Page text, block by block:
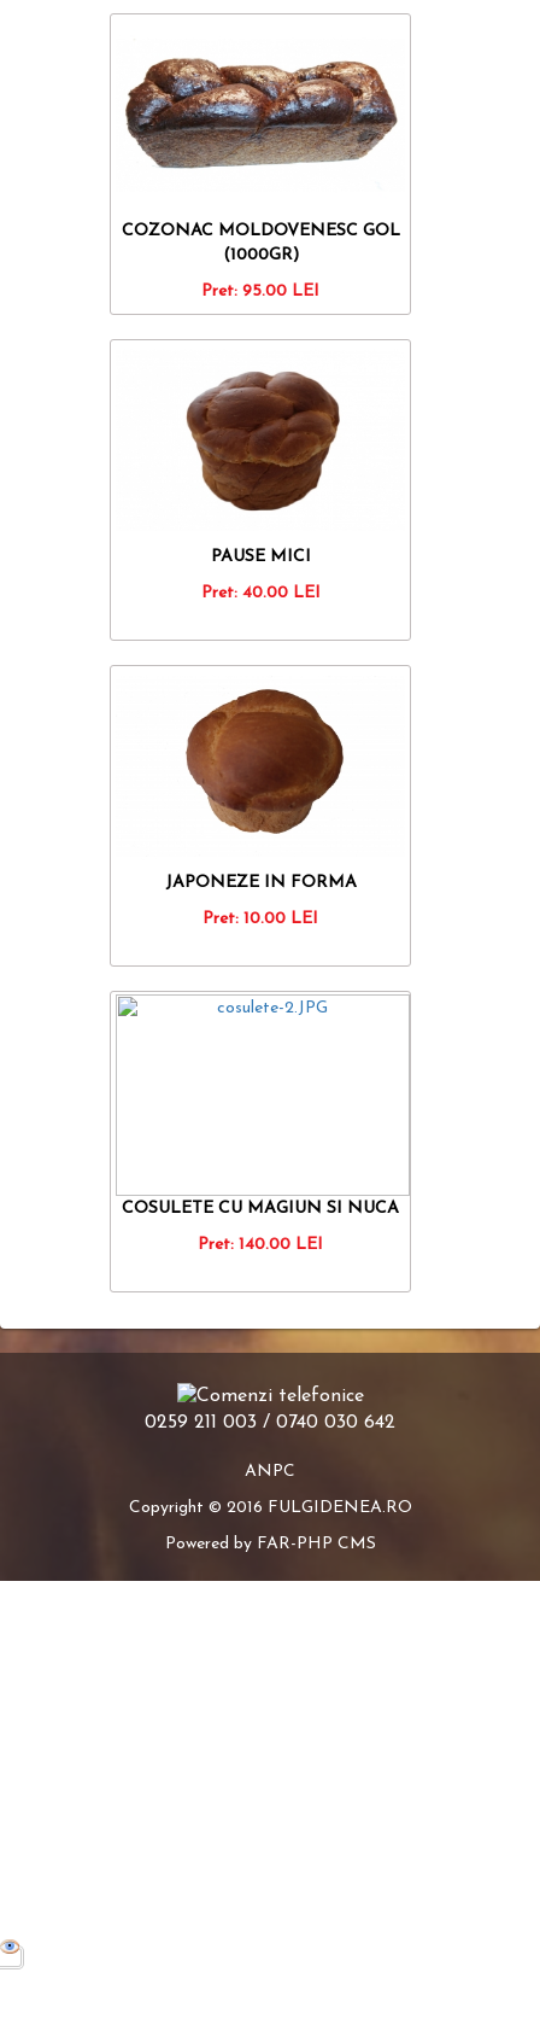
COZONAC MOLDOVENESC GOL
(1000GR)
Pret: 95.00 LEI
PAUSE MICI
Pret: 40.00LEI
JAPONEZE IN FORMA
Pret: 10.00 LEI
COSULETE CU MAGIUN SI NUCA
Pret: 140.00 LEI
0259 211 003 / 0740 030 642
ANPC
Copyright © 2016 FULGIDENEA.RO
Powered by FAR-PHP CMS